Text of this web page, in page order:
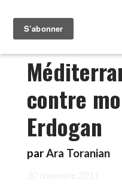
contre
Erdogan
parAra Toranian
30 novembre 2011